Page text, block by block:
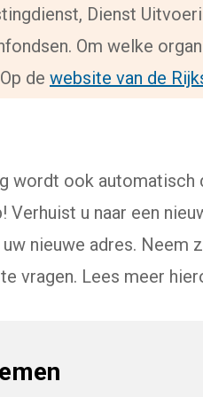
Dienst
Om welke
de website van de
wordt ook automatisch
Verhuist u naar een
nieuwe adres.
vragen. Lees meer